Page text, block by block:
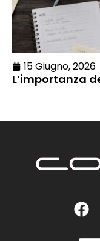
15 Giugno, 2026
L’importanza